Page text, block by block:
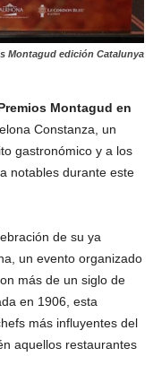
Montagud edición Catalunya
Montagud en
Constanza, un
gastronómico y a los
notables durante este
de su ya
un evento organizado
más de un siglo de
en 1906, esta
más influyentes del
aquellos restaurantes